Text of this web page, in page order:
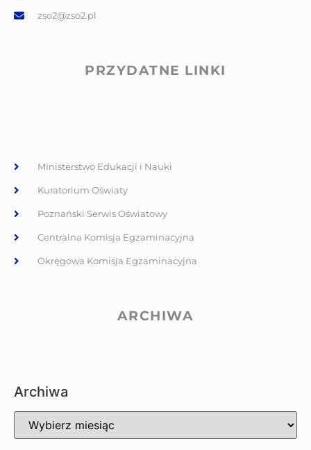
zso2@zso2.pl
PRZYDATNE LINKI
Ministerstwo Edukacji i Nauki
Kuratorium Oświaty
Poznański Serwis Oświatowy
Centralna Komisja Egzaminacyjna
Okręgowa Komisja Egzaminacyjna
ARCHIWA
Archiwa